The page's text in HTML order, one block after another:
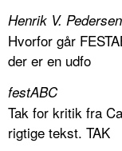
Henrik V. Pedersen
Hvorfor går
der er en udfo
festABC
Tak for kritik fra
rigtige tekst. TAK